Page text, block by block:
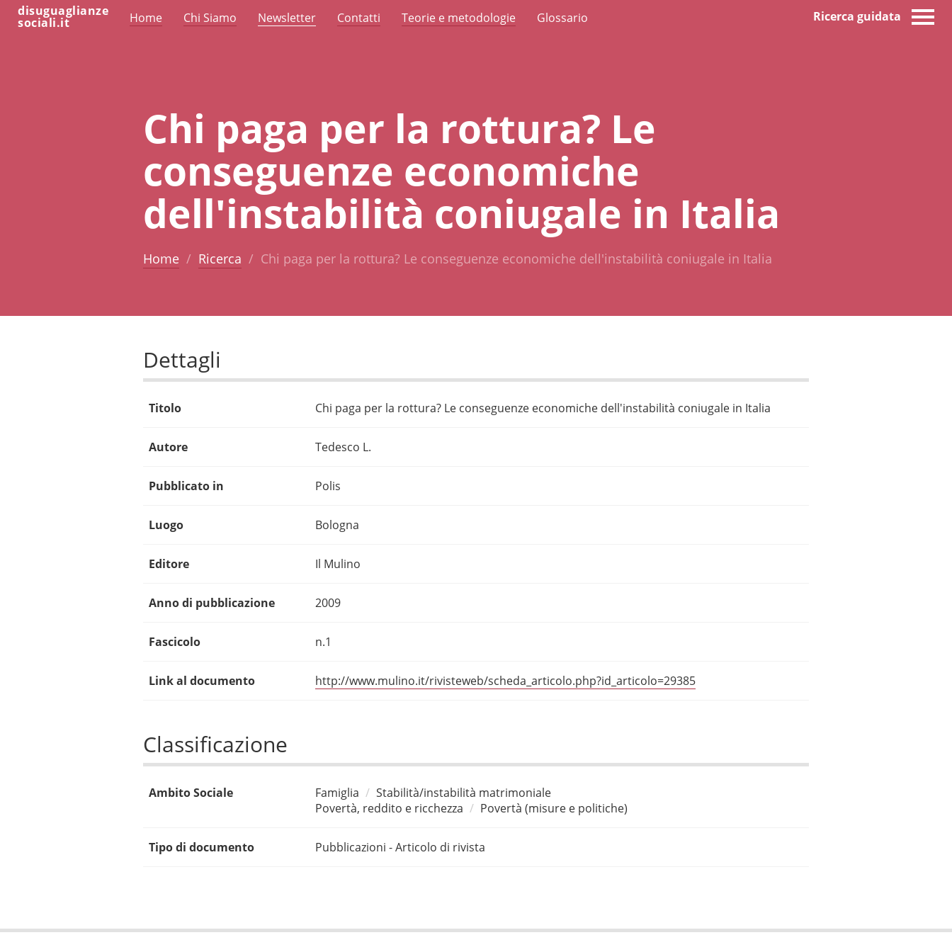
disuguaglianze
sociali.it Home Chi Siamo Newsletter Contatti Teorie e metodologie Glossario Ricerca guidata
Chi paga per la rottura? Le
conseguenze economiche
dell'instabilità coniugale in Italia
Home Ricerca Chi paga per la rottura? Le conseguenze economiche dell'instabilità coniugale in Italia
Dettagli
Titolo Chi paga per la rottura? Le conseguenze economiche dell'instabilità coniugale in Italia
Autore Tedesco L.
Pubblicato in Polis
Luogo Bologna
Editore Il Mulino
Anno di pubblicazione 2009
Fascicolo n.1
Link al documento http://www.mulino.it/rivisteweb/scheda_articolo.php?id_articolo=29385
Classificazione
Ambito Sociale Famiglia
Stabilità/instabilità matrimoniale
Povertà, reddito e ricchezza
Povertà (misure e politiche)
Tipo di documento Pubblicazioni - Articolo di rivista